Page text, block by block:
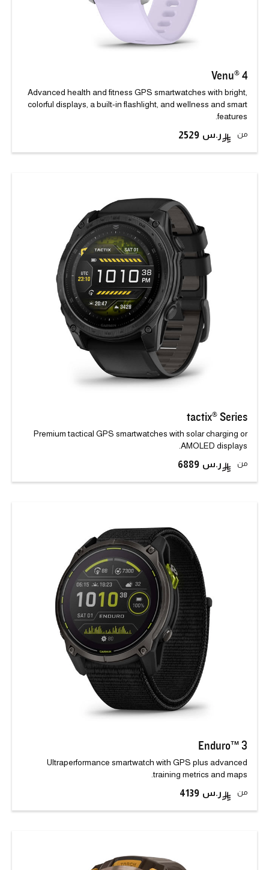
Venu® 4
Advanced health and fitness GPS smartwatches with bright,
colorful displays, a built-in flashlight, and wellness and smart
features.
من 2529
tactix® Series
Premium tactical GPS smartwatches with solar charging or
AMOLED displays.
من 6889
Enduro™ 3
Ultraperformance smartwatch with GPS plus advanced
training metrics and maps.
من 4139